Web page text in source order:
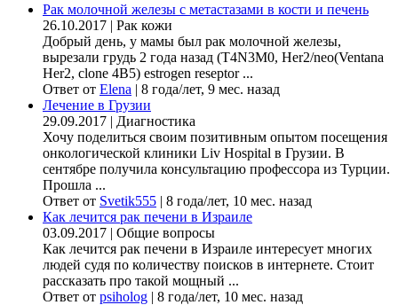
Рак молочной железы с метастазами в кости и печень
26.10.2017 | Рак кожи
Добрый день, у мамы был рак молочной железы,
вырезали грудь 2 года назад (Т4N3M0, Her2/neo(Ventana
Her2, clone 4B5) estrogen reseptor ...
Ответ от Elena | 8 года/лет, 9 мес. назад
Лечение в Грузии
29.09.2017 | Диагностика
Хочу поделиться своим позитивным опытом посещения
онкологической клиники Liv Hospital в Грузии. В
сентябре получила консультацию профессора из Турции.
Прошла ...
Ответ от Svetik555 | 8 года/лет, 10 мес. назад
Как лечится рак печени в Израиле
03.09.2017 | Общие вопросы
Как лечится рак печени в Израиле интересует многих
людей судя по количеству поисков в интернете. Стоит
рассказать про такой мощный ...
Ответ от psiholog | 8 года/лет, 10 мес. назад